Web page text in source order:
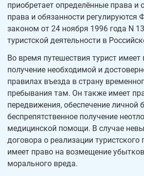
приобретает определённые права и
права и обязанности регулируются
законом от 24 ноября 1996 года N
туристской деятельности в
Во время путешествия турист имеет
получение необходимой и
правилах въезда в страну
пребывания там. Он также имеет
передвижения, обеспечение личной
беспрепятственное получение
медицинской помощи. В случае
договора о реализации туристского
имеет право на возмещение
морального вреда.